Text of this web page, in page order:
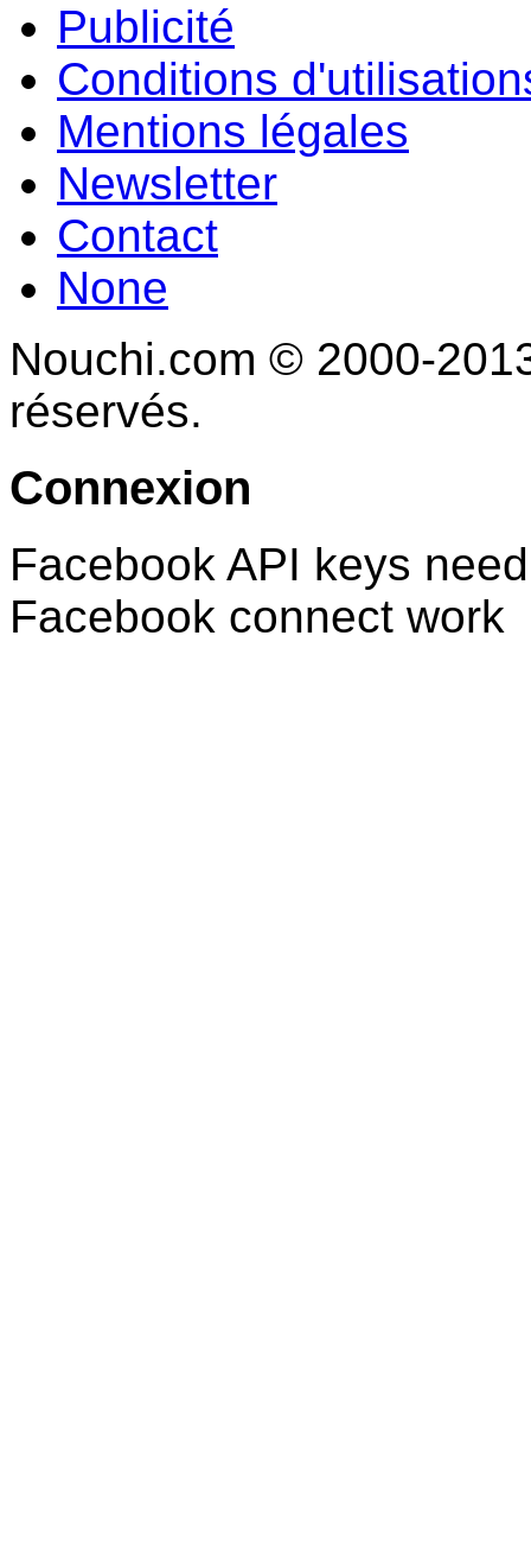
Publicité
Conditions
Mentions légales
Newsletter
Contact
None
Nouchi.com © 2000-
réservés.
Connexion
Facebook API keys
Facebook connect work